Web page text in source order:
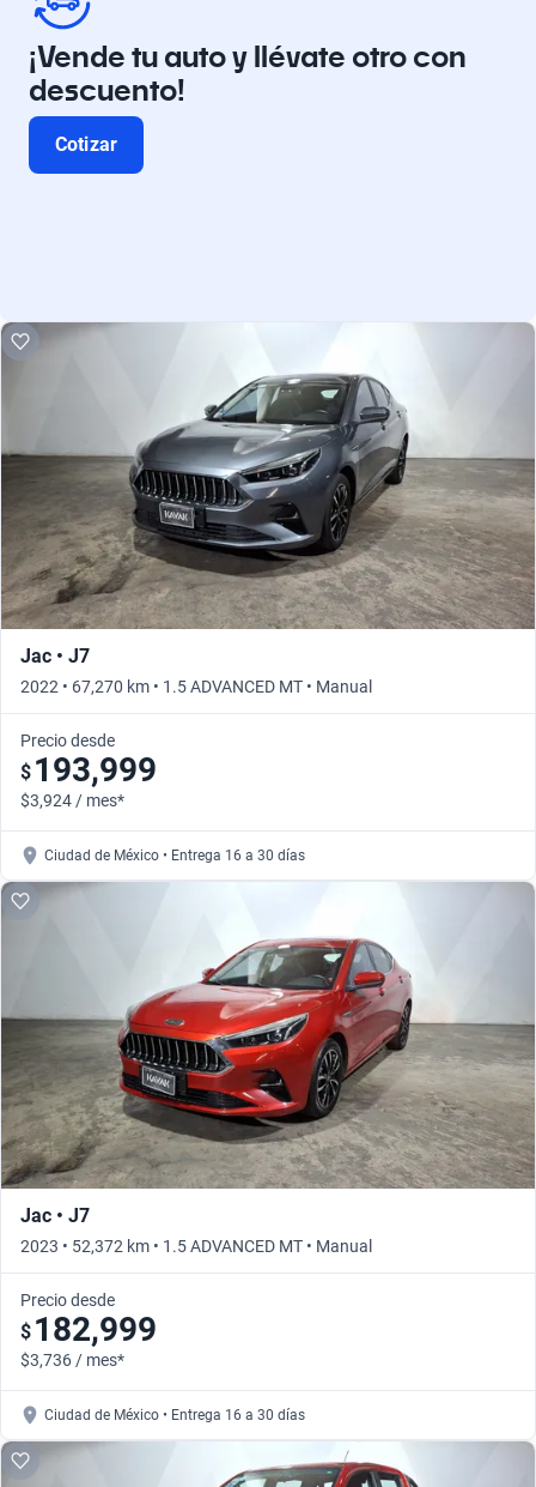
¡Vende tu auto y llévate otro con
descuento!
Cotizar
Jac • J7
2022 • 67,270 km • 1.5 ADVANCED MT • Manual
Precio desde
$ 193,999
$3,924 / mes*
Ciudad de México • Entrega 16 a 30 días
Jac • J7
2023 • 52,372 km • 1.5 ADVANCED MT • Manual
Precio desde
$ 182,999
$3,736 / mes*
Ciudad de México • Entrega 16 a 30 días